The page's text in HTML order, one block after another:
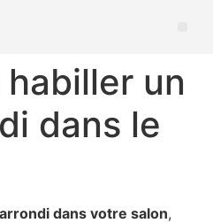
un
dans le
dans votre salon,